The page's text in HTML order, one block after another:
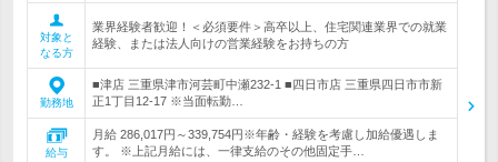
対象と
なる方
業界経験者歓迎！＜必須要件＞高卒以上、住宅関連業界での就業
経験、または法人向けの営業経験をお持ちの方
勤務地
■津店 三重県津市河芸町中瀬232-1 ■四日市店 三重県四日市市新
正1丁目12-17 ※当面転勤…
給与
月給 286,017円～339,754円※年齢・経験を考慮し加給優遇しま
す。 ※上記月給には、一律支給のその他固定手…